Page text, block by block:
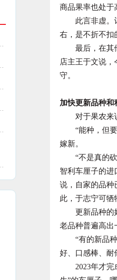
商品果率也处于
此言非虚。记
右，是不折不扣
最后，在其他
店主王于文说
守。
加快更新品种和
对于果农来说
“能种，但要
嫁新。
“不是真的砍
智利车厘子的进
说，自家的品种
此，于志宁可牺
更新品种的好
老品种普遍高出
“有的新品种
好、口感棒、耐
2023年才完成